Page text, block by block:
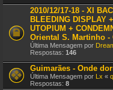
2010/12/17-18 - XI
BLEEDING DISPLAY
UTOPIUM +
Oriental S. Martinho -
Última Mensagem por
Respostas: 146
Guimarães - Onde
Última Mensagem por Lx «
Respostas: 8